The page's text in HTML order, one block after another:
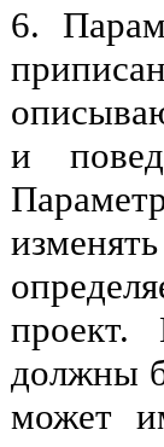
6.
и
проект.
должны
может